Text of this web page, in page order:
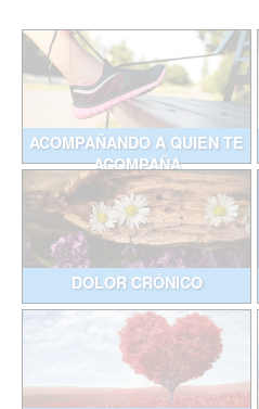
ACOMPAÑANDO A QUIEN TE
ACOMPAÑA
DOLOR CRÓNICO